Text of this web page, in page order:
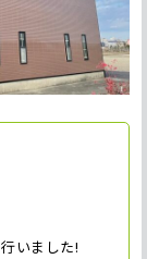
いました!